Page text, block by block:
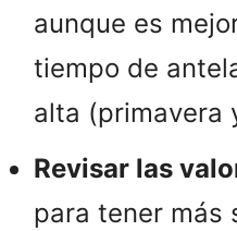
aunque es
tiempo de
alta (primavera
Revisar las
para tener más